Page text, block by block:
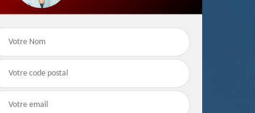
Urgence fuite de
toiture 86 Vienne
Travaux d'isolation 86
Vienne